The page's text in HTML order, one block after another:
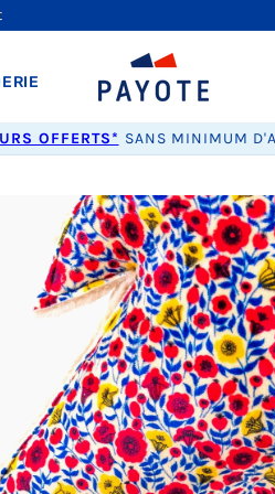
OFFERTS* SANS MINIMUM